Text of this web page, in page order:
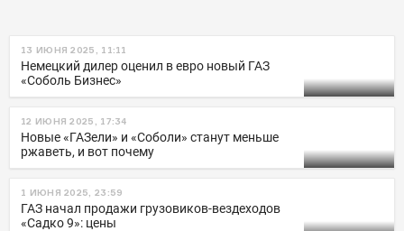
13 ИЮНЯ 2025, 11:11
Немецкий дилер оценил в евро новый ГАЗ
«Соболь Бизнес»
12 ИЮНЯ 2025, 17:34
Новые «ГАЗели» и «Соболи» станут меньше
ржаветь, и вот почему
1 ИЮНЯ 2025, 23:59
ГАЗ начал продажи грузовиков-вездеходов
«Садко 9»: цены